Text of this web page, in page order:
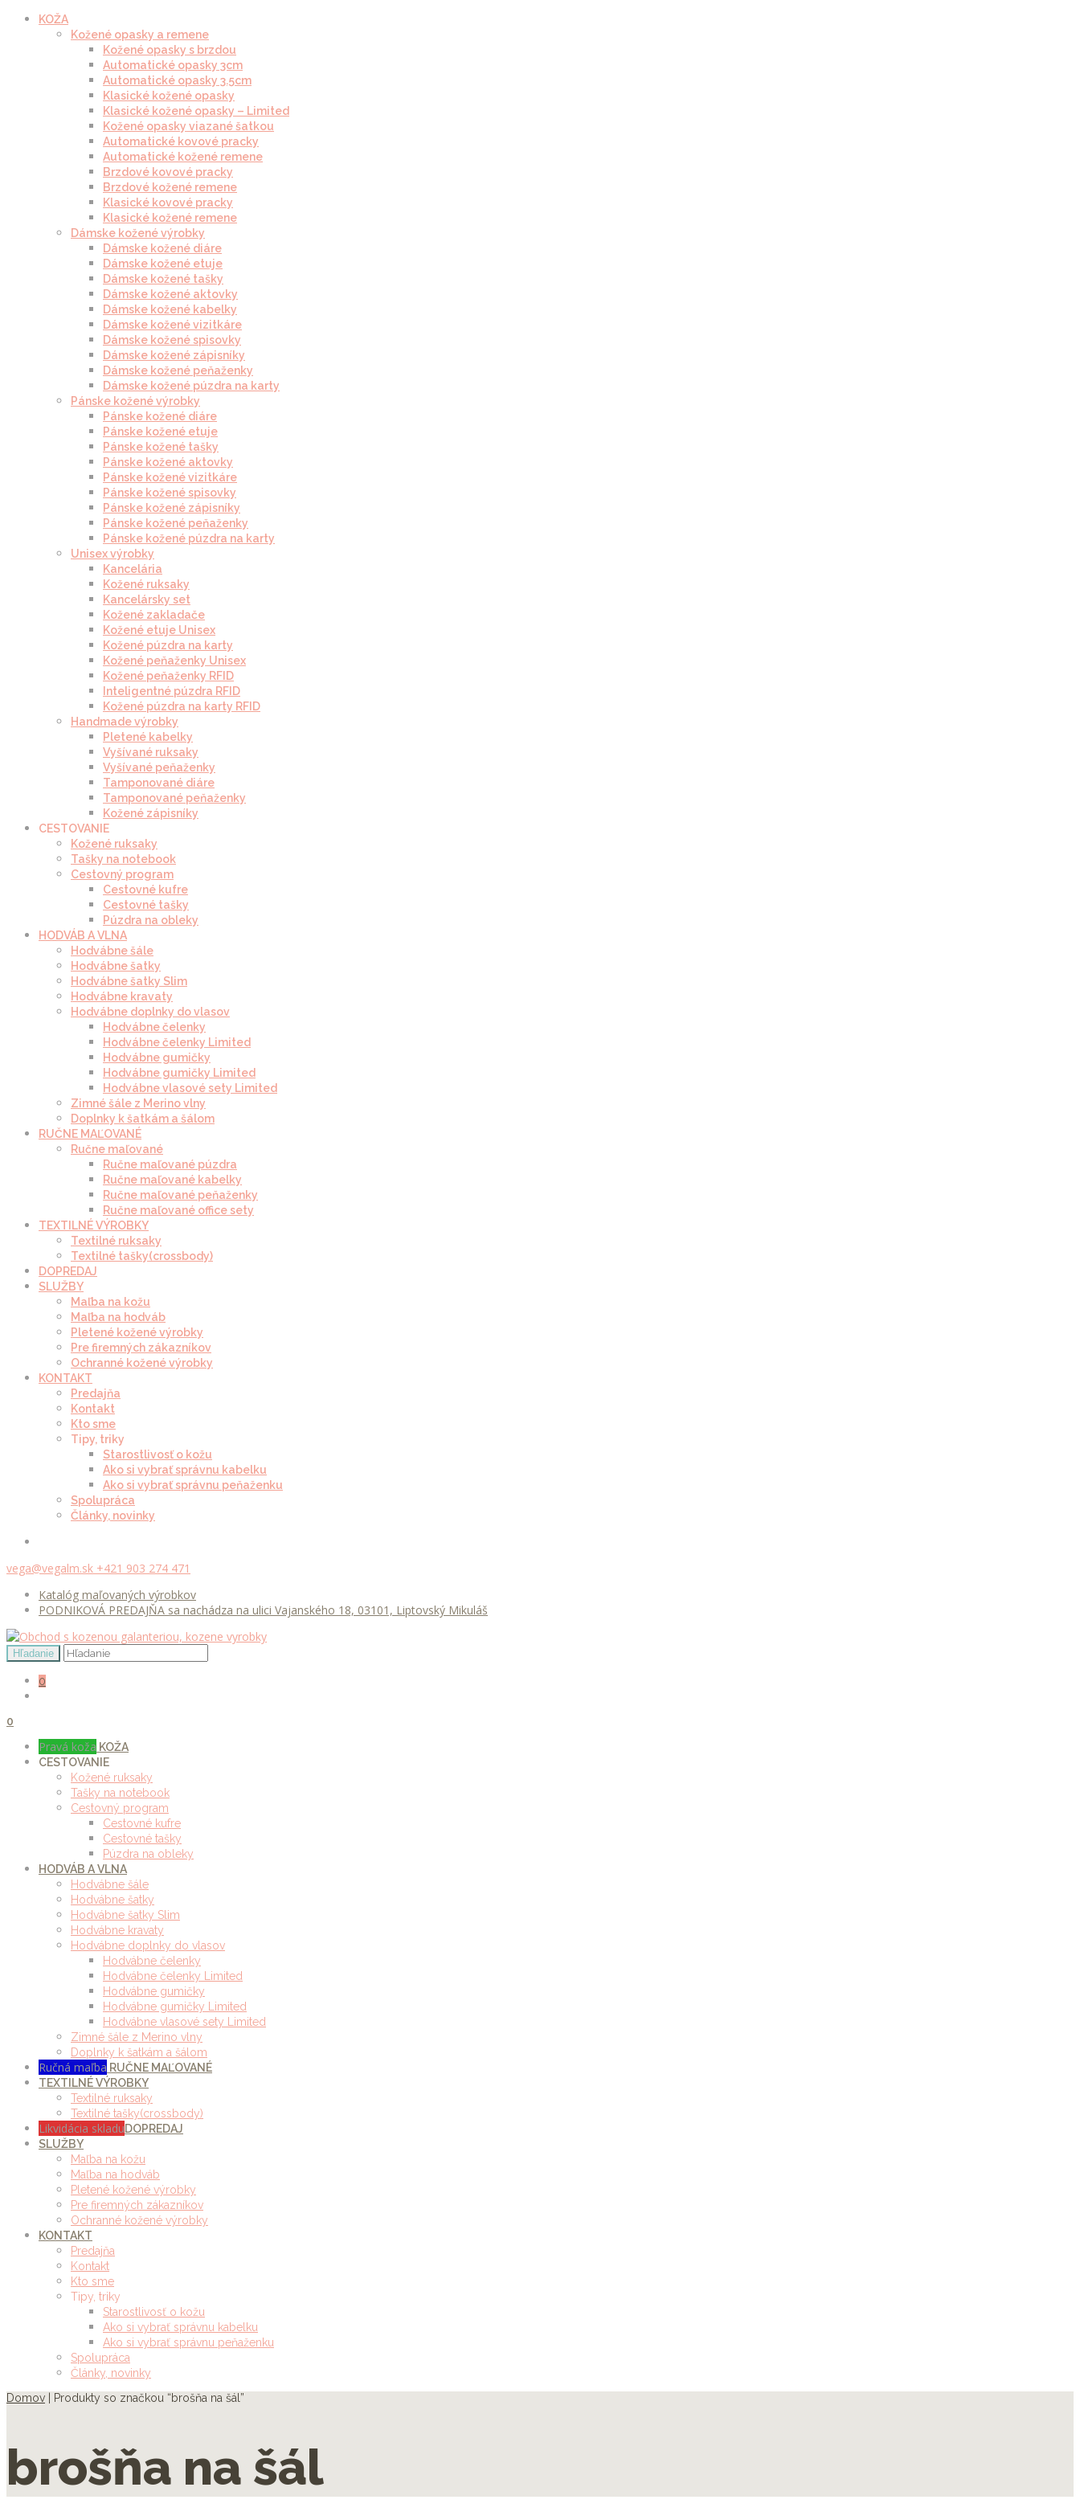
KOŽA
Kožené opasky a remene
Kožené opasky s brzdou
Automatické opasky 3cm
Automatické opasky 3.5cm
Klasické kožené opasky
Klasické kožené opasky – Limited
Kožené opasky viazané šatkou
Automatické kovové pracky
Automatické kožené remene
Brzdové kovové pracky
Brzdové kožené remene
Klasické kovové pracky
Klasické kožené remene
Dámske kožené výrobky
Dámske kožené diáre
Dámske kožené etuje
Dámske kožené tašky
Dámske kožené aktovky
Dámske kožené kabelky
Dámske kožené vizitkáre
Dámske kožené spisovky
Dámske kožené zápisníky
Dámske kožené peňaženky
Dámske kožené púzdra na karty
Pánske kožené výrobky
Pánske kožené diáre
Pánske kožené etuje
Pánske kožené tašky
Pánske kožené aktovky
Pánske kožené vizitkáre
Pánske kožené spisovky
Pánske kožené zápisníky
Pánske kožené peňaženky
Pánske kožené púzdra na karty
Unisex výrobky
Kancelária
Kožené ruksaky
Kancelársky set
Kožené zakladače
Kožené etuje Unisex
Kožené púzdra na karty
Kožené peňaženky Unisex
Kožené peňaženky RFID
Inteligentné púzdra RFID
Kožené púzdra na karty RFID
Handmade výrobky
Pletené kabelky
Vyšívané ruksaky
Vyšívané peňaženky
Tamponované diáre
Tamponované peňaženky
Kožené zápisníky
CESTOVANIE
Kožené ruksaky
Tašky na notebook
Cestovný program
Cestovné kufre
Cestovné tašky
Púzdra na obleky
HODVÁB A VLNA
Hodvábne šále
Hodvábne šatky
Hodvábne šatky Slim
Hodvábne kravaty
Hodvábne doplnky do vlasov
Hodvábne čelenky
Hodvábne čelenky Limited
Hodvábne gumičky
Hodvábne gumičky Limited
Hodvábne vlasové sety Limited
Zimné šále z Merino vlny
Doplnky k šatkám a šálom
RUČNE MAĽOVANÉ
Ručne maľované
Ručne maľované púzdra
Ručne maľované kabelky
Ručne maľované peňaženky
Ručne maľované office sety
TEXTILNÉ VÝROBKY
Textilné ruksaky
Textilné tašky(crossbody)
DOPREDAJ
SLUŽBY
Maľba na kožu
Maľba na hodváb
Pletené kožené výrobky
Pre firemných zákazníkov
Ochranné kožené výrobky
KONTAKT
Predajňa
Kontakt
Kto sme
Tipy, triky
Starostlivosť o kožu
Ako si vybrať správnu kabelku
Ako si vybrať správnu peňaženku
Spolupráca
Články, novinky
vega@vegalm.sk +421 903 274 471
Katalóg maľovaných výrobkov
PODNIKOVÁ PREDAJŇA sa nachádza na ulici Vajanského 18, 03101, Liptovský Mikuláš
0
0
Pravá koža KOŽA
CESTOVANIE
Kožené ruksaky
Tašky na notebook
Cestovný program
Cestovné kufre
Cestovné tašky
Púzdra na obleky
HODVÁB A VLNA
Hodvábne šále
Hodvábne šatky
Hodvábne šatky Slim
Hodvábne kravaty
Hodvábne doplnky do vlasov
Hodvábne čelenky
Hodvábne čelenky Limited
Hodvábne gumičky
Hodvábne gumičky Limited
Hodvábne vlasové sety Limited
Zimné šále z Merino vlny
Doplnky k šatkám a šálom
Ručná maľba RUČNE MAĽOVANÉ
TEXTILNÉ VÝROBKY
Textilné ruksaky
Textilné tašky(crossbody)
Likvidácia skladuDOPREDAJ
SLUŽBY
Maľba na kožu
Maľba na hodváb
Pletené kožené výrobky
Pre firemných zákazníkov
Ochranné kožené výrobky
KONTAKT
Predajňa
Kontakt
Kto sme
Tipy, triky
Starostlivosť o kožu
Ako si vybrať správnu kabelku
Ako si vybrať správnu peňaženku
Spolupráca
Články, novinky
Domov | Produkty so značkou “brošňa na šál”
brošňa na šál